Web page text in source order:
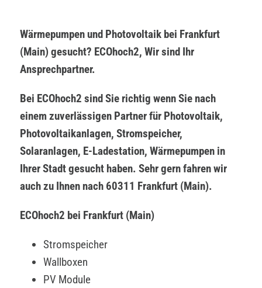
Wärmepumpen und Photovoltaik bei Frankfurt
(Main) gesucht? ECOhoch2, Wir sind Ihr
Ansprechpartner.
Bei ECOhoch2 sind Sie richtig wenn Sie nach
einem zuverlässigen Partner für Photovoltaik,
Photovoltaikanlagen, Stromspeicher,
Solaranlagen, E-Ladestation, Wärmepumpen in
Ihrer Stadt gesucht haben. Sehr gern fahren wir
auch zu Ihnen nach 60311 Frankfurt (Main).
ECOhoch2 bei Frankfurt (Main)
Stromspeicher
Wallboxen
PV Module